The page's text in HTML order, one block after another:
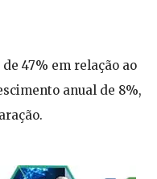
47% em relação ao
anual de 8%,